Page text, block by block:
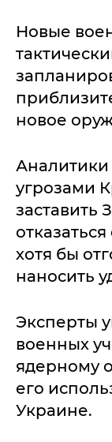
Новые
новое
Аналитики
угрозами
заставить
хотя бы
наносить
Эксперты
военных
ядерному
его
Украине.